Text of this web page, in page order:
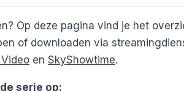
Op deze pagina vind je het
of downloaden via
en SkyShowtime.
serie op: